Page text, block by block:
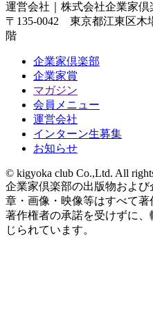
運営会社｜ 株式会社企業家倶
〒135-0042 東京都江東区木
階
企業家倶楽部
企業家賞
マガジン
会員メニュー
運営会社
インターン生募集
お知らせ
© kigyoka club Co.,Ltd. All
企業家倶楽部の出版物およ
章・画像・映像等はすべて著
著作権者の承諾を受けずに
じられています。